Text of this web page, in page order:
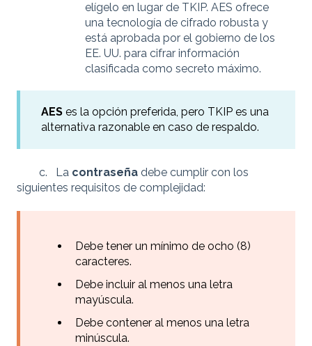
elígelo en lugar de TKIP. AES ofrece
una tecnología de cifrado robusta y
está aprobada por el gobierno de los
EE. UU. para cifrar información
clasificada como secreto máximo.
AES es la opción preferida, pero TKIP es una
alternativa razonable en caso de respaldo.
c. La contraseña debe cumplir con los
siguientes requisitos de complejidad:
Debe tener un mínimo de ocho (8)
caracteres.
Debe incluir al menos una letra
mayúscula.
Debe contener al menos una letra
minúscula.